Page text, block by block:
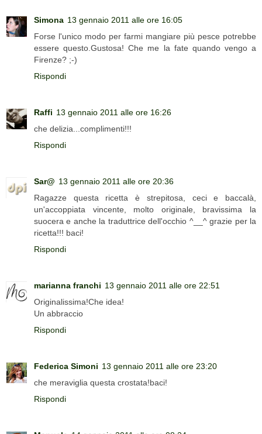
Simona 13 gennaio 2011 alle ore 16:05
Forse l'unico modo per farmi mangiare più pesce potrebbe
essere questo.Gustosa! Che me la fate quando vengo a
Firenze? ;-)
Rispondi
Raffi 13 gennaio 2011 alle ore 16:26
che delizia...complimenti!!!
Rispondi
Sar@ 13 gennaio 2011 alle ore 20:36
Ragazze questa ricetta è strepitosa, ceci e baccalà,
un'accoppiata vincente, molto originale, bravissima la
suocera e anche la traduttrice dell'occhio ^__^ grazie per la
ricetta!!! baci!
Rispondi
marianna franchi 13 gennaio 2011 alle ore 22:51
Originalissima!Che idea!
Un abbraccio
Rispondi
Federica Simoni 13 gennaio 2011 alle ore 23:20
che meraviglia questa crostata!baci!
Rispondi